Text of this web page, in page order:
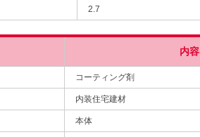
2.7
内容
コーティング剤
内装住宅建材
本体